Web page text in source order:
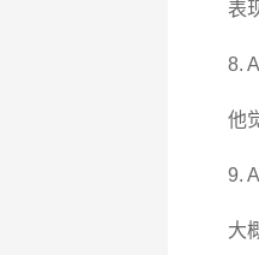
表
8.
他
9.
大